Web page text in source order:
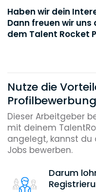
Haben wir dein
Dann freuen wir
dem Talent Rocket
Nutze die
Profilbewerbung
Dieser Arbeitgeber
mit deinem
angelegt, kannst du
Jobs bewerben.
Darum